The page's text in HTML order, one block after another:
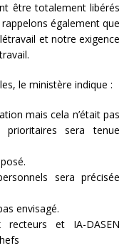
être totalement libérés
également que
et notre exigence
le ministère indique :
mais cela n’était pas
sera tenue
sera précisée
envisagé.
et IA-DASEN